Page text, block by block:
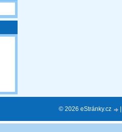
© 2026 eStránky.cz